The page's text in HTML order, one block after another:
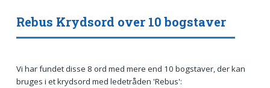
Rebus Krydsord over 10 bogstaver
Vi har fundet disse 8 ord med mere end 10 bogstaver, der kan
bruges i et krydsord med ledetråden 'Rebus':